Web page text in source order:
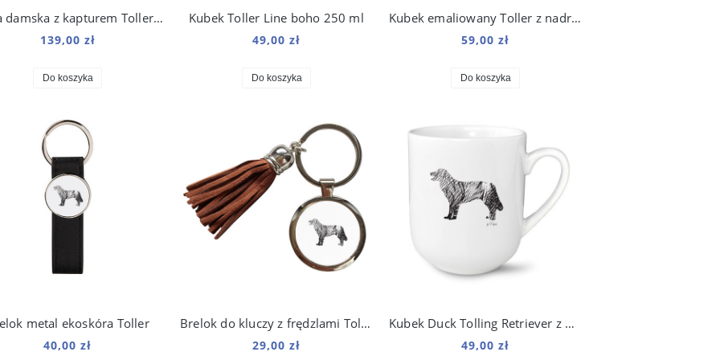
Bluza damska z kapturem Toller Origami
139,00 zł
Do koszyka
Kubek Toller Line boho 250 ml
49,00 zł
Do koszyka
Kubek emaliowany Toller z nadrukiem Line Różowy
59,00 zł
Do koszyka
metal ekoskóra Toller
40,00 zł
Brelok do kluczy z frędzlami Toller
29,00 zł
Kubek Duck Tolling Retriever z nadrukiem Art 250 ml
49,00 zł